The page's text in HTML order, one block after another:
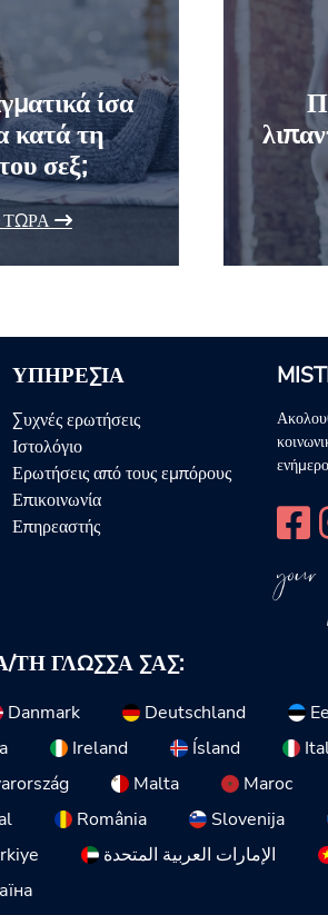
ίσα
κατά τη
σεξ;
ΥΠΗΡΕΣΊΑ
Συχνές ερωτήσεις
Ιστολόγιο
Ερωτήσεις από τους εμπόρους
Επικοινωνία
Επηρεαστής
ΤΗ ΓΛΏΣΣΑ ΣΑΣ:
Danmark Deutschland
Ireland Ísland
Malta Maroc
România Slovenija
الإمارات العربية المتحدة